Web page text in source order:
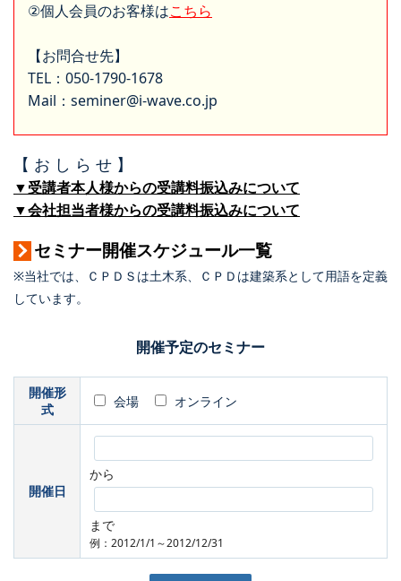
②個人会員のお客様はこちら
【お問合せ先】
TEL：050-1790-1678
Mail：seminer@i-wave.co.jp
【 お し ら せ 】
▼受講者本人様からの受講料振込みについて
▼会社担当者様からの受講料振込みについて
セミナー開催スケジュール一覧
※当社では、ＣＰＤＳは土木系、ＣＰＤは建築系として用語を定義
しています。
開催予定のセミナー
開催形
式
会場 オンライン
開催日
から
まで
例：2012/1/1～2012/12/31